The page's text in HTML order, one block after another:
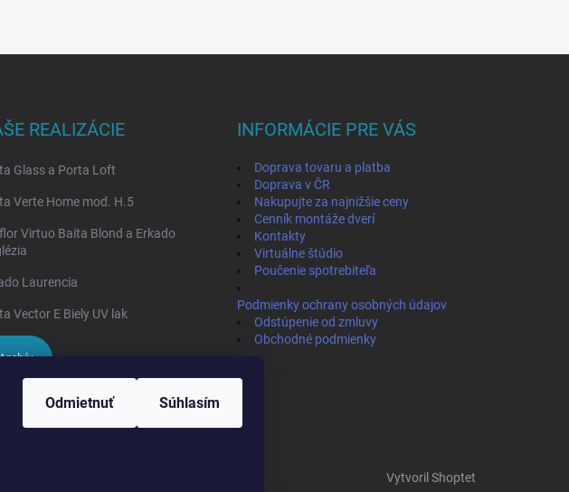
Odmietnuť Súhlasím
REALIZÁCIE
Glass a Porta Loft
Verte Home mod. H.5
Virtuo Baita Blond a Erkado
Laurencia
Vector E Biely UV lak
INFORMÁCIE PRE VÁS
Doprava tovaru a platba
Doprava v ČR
Nakupujte za najnižšie ceny
Cenník montáže dverí
Kontakty
Virtuálne štúdio
Poučenie spotrebiteľa
Podmienky ochrany osobných údajov
Odstúpenie od zmluvy
Obchodné podmienky
Vytvoril Shoptet